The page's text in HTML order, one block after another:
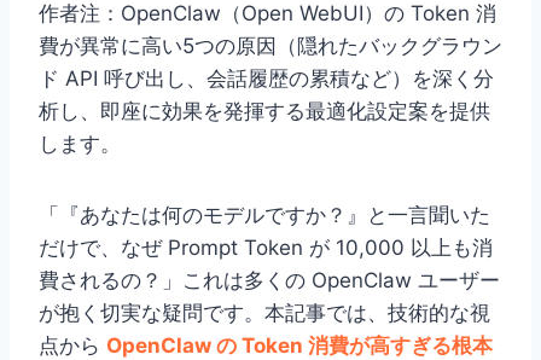
作者注：OpenClaw（Open WebUI）の Token 消
費が異常に高い5つの原因（隠れたバックグラウン
ド API 呼び出し、会話履歴の累積など）を深く分
析し、即座に効果を発揮する最適化設定案を提供
します。
「『あなたは何のモデルですか？』と一言聞いた
だけで、なぜ Prompt Token が 10,000 以上も消
費されるの？」これは多くの OpenClaw ユーザー
が抱く切実な疑問です。本記事では、技術的な視
点から OpenClaw の Token 消費が高すぎる根本